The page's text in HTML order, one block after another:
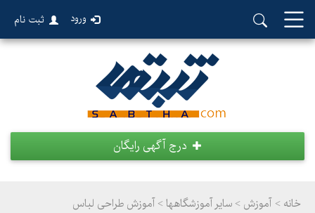
ورود ثبت نام
درج آگهی رایگان
خانه > آموزش > سایر آموزشگاهها > آموزش طراحی لباس